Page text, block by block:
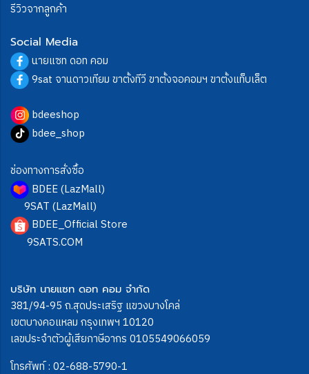
รีวิวจากลูกค้า
Social Media
นายแซท ดอท คอม
9sat จานดาวเทียม ขาตั้งทีวี ขาตั้งจอคอมฯ ขาตั้งแท็บเล็ต
bdeeshop
bdee_shop
ช่องทางการสั่งซื้อ
BDEE (LazMall)
9SAT (LazMall)
BDEE_Official Store
9SATS.COM
บริษัท นายแซท ดอท คอม จำกัด
381/94-95 ถ.สุดประเสริฐ แขวงบางโคล่
เขตบางคอแหลม กรุงเทพฯ 10120
เลขประจำตัวผู้เสียภาษีอากร 0105549066059
โทรศัพท์ : 02-688-5790-1